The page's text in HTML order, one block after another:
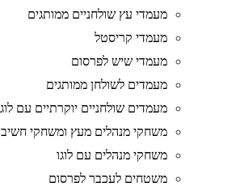
מעמדי עץ שולחניים ממותגים
מעמדי קריסטל
מעמדי שיש לפרסום
מעמדים לשולחן ממותגים
מעמדים שולחניים יוקרתיים עם לוגו
משחקי מנהלים מעץ ומשחקי חשיבה
משחקי מנהלים עם לוגו
משטחים לעכבר לפרסום